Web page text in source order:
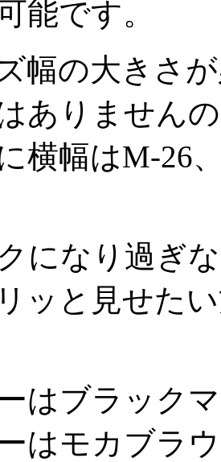
能です。
幅の大きさ
ありません
横幅はM-26
になり過ぎ
ッと見せた
はブラック
はモカブラ